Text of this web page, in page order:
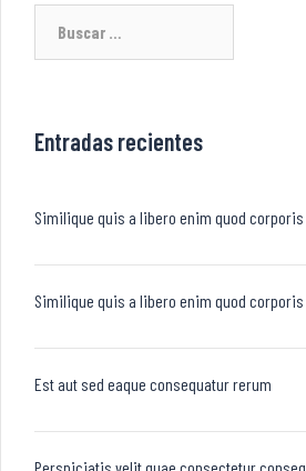
Entradas recientes
Similique quis a libero enim quod corporis
Similique quis a libero enim quod corporis
Est aut sed eaque consequatur rerum